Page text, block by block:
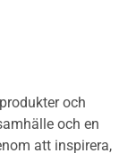
och
och en
att inspirera,